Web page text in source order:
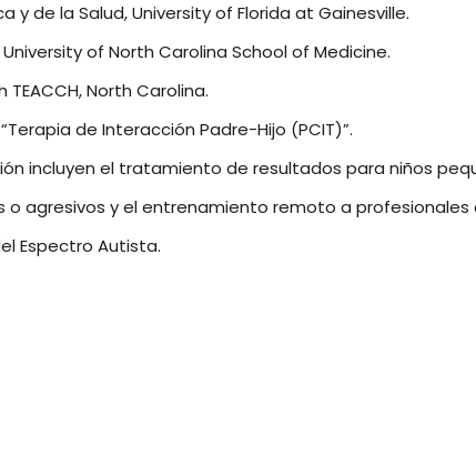
y de la Salud, University of Florida at Gainesville.
of North Carolina School of Medicine.
North Carolina.
de Interacción Padre-Hijo (PCIT)”.
incluyen el tratamiento de resultados para niños
agresivos y el entrenamiento remoto a profesionales
Espectro Autista.